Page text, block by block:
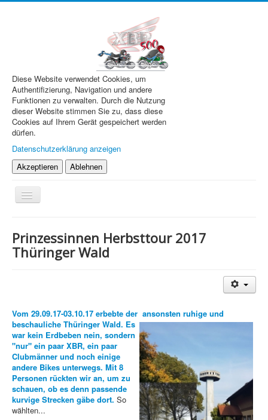
Diese Website verwendet Cookies, um
Authentifizierung, Navigation und andere
Funktionen zu verwalten. Durch die Nutzung
dieser Website stimmen Sie zu, dass diese
Cookies auf Ihrem Gerät gespeichert werden
dürfen.
Datenschutzerklärung anzeigen
Akzeptieren
Ablehnen
Navigation
an/aus
Technik
Suche
Prinzessinnen Herbsttour 2017
Thüringer Wald
Vom 29.09.17-03.10.17 erbebte der ansonsten ruhige und
beschauliche Thüringer Wald. Es
war kein Erdbeben nein, sondern
"nur" ein paar XBR, ein paar
Clubmänner und noch einige
andere Bikes unterwegs. Mit 8
Personen rückten wir an, um zu
schauen, ob es denn passende
kurvige Strecken gäbe dort. So
wählten...